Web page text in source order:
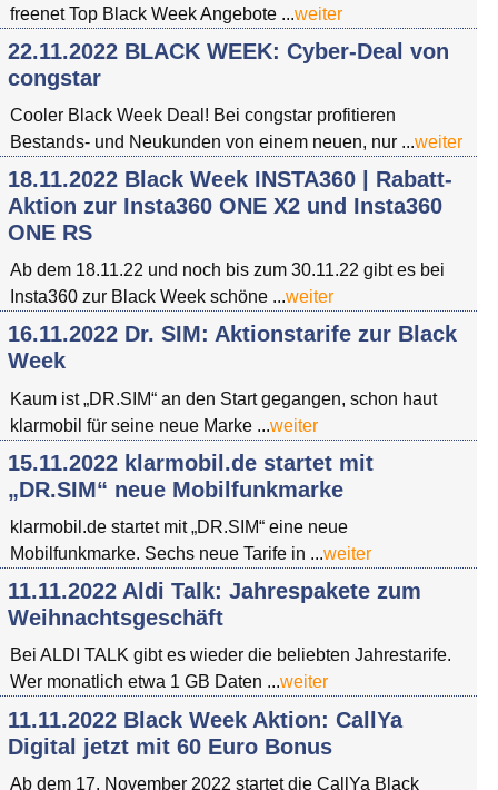
freenet Top Black Week Angebote ...weiter
22.11.2022 BLACK WEEK: Cyber-Deal von
congstar
Cooler Black Week Deal! Bei congstar profitieren
Bestands- und Neukunden von einem neuen, nur ...weiter
18.11.2022 Black Week INSTA360 | Rabatt-
Aktion zur Insta360 ONE X2 und Insta360
ONE RS
Ab dem 18.11.22 und noch bis zum 30.11.22 gibt es bei
Insta360 zur Black Week schöne ...weiter
16.11.2022 Dr. SIM: Aktionstarife zur Black
Week
Kaum ist „DR.SIM“ an den Start gegangen, schon haut
klarmobil für seine neue Marke ...weiter
15.11.2022 klarmobil.de startet mit
„DR.SIM“ neue Mobilfunkmarke
klarmobil.de startet mit „DR.SIM“ eine neue
Mobilfunkmarke. Sechs neue Tarife in ...weiter
11.11.2022 Aldi Talk: Jahrespakete zum
Weihnachtsgeschäft
Bei ALDI TALK gibt es wieder die beliebten Jahrestarife.
Wer monatlich etwa 1 GB Daten ...weiter
11.11.2022 Black Week Aktion: CallYa
Digital jetzt mit 60 Euro Bonus
Ab dem 17. November 2022 startet die CallYa Black